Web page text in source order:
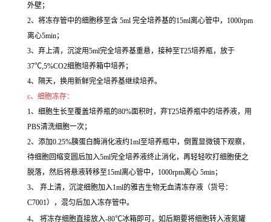
外壁；
2、将冻存管中的细胞移至含 5ml 完全培养基的15ml离心管中，1000rpm
离心5min；
3、弃上清，沉淀用5ml完全培养基重悬，接种至T25培养瓶，放于
37℃,5%CO2细胞培养箱中培养；
4、隔天，换用新鲜完全培养基继续培养。
c、细胞冻存：
1、细胞生长至覆盖培养瓶的80%面积时，弃T25培养瓶中的培养液，用
PBS清洗细胞一次；
2、添加0.25%胰蛋白酶消化液约1ml至培养瓶中，倒置显微镜下观察，
待细胞回缩变圆后加入5ml完全培养液终止消化，再轻轻吹打细胞使之
脱落，然后将悬液转移至15ml离心管中，1000rpm离心 5min；
3、 弃上清，沉淀细胞加入1ml的雅吉生物无血清冻存液（货号：
C7001），混匀后加入冻存管中。
4、 将冻存细胞直接放入-80℃冰箱即可，如后期要将细胞转入液氮罐